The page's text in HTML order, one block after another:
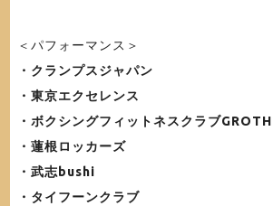
＜パフォーマンス＞
・クランプスジャパン
・東京エクセレンス
・ボクシングフィットネスクラブ
・蓮根ロッカーズ
・武志bushi
・タイフーンクラブ